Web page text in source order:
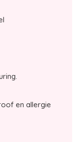
en allergie